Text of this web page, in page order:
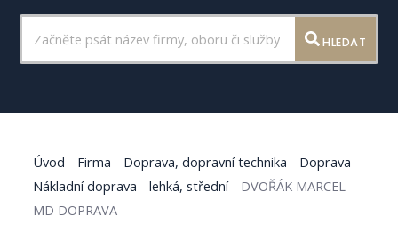
HLEDAT
Úvod - Firma - Doprava, dopravní technika - Doprava -
Nákladní doprava - lehká, střední- DVOŘÁK MARCEL-
MD DOPRAVA